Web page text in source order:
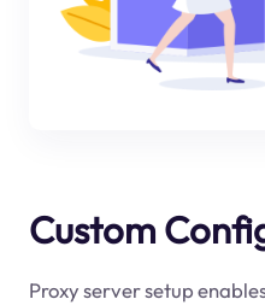
Custom
Proxy server setup